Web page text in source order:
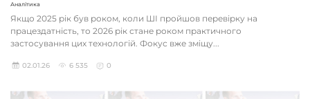
Аналітика
Якщо 2025 рік був роком, коли ШІ пройшов перевірку на
працездатність, то 2026 рік стане роком практичного
застосування цих технологій. Фокус вже зміщу...
02.01.26 6 535 0